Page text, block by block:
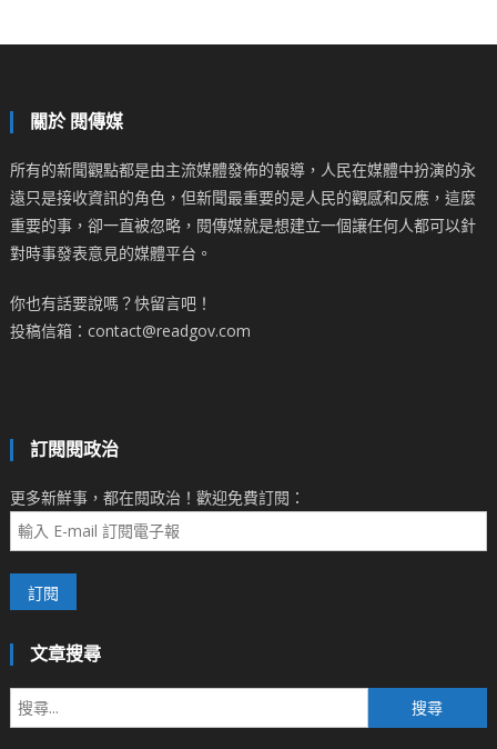
關於 閱傳媒
所有的新聞觀點都是由主流媒體發佈的報導，人民在媒體中扮演的永
遠只是接收資訊的角色，但新聞最重要的是人民的觀感和反應，這麼
重要的事，卻一直被忽略，閱傳媒就是想建立一個讓任何人都可以針
對時事發表意見的媒體平台。
你也有話要說嗎？快留言吧！
投稿信箱：contact@readgov.com
訂閱閱政治
更多新鮮事，都在閱政治！歡迎免費訂閱：
文章搜尋
尋